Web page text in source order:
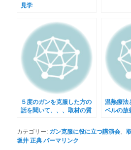
見学
５度のガンを克服した方の
話を聞いて、、、取材の質
温熱療法
ベルの放
カテゴリー: ガン克服に役に立つ講演会、
坂井 正典パーマリンク